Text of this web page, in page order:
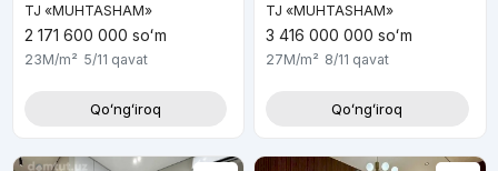
TJ «MUHTASHAM»
2 171 600 000 soʻm
23M/m² 5/11 qavat
Qoʻngʻiroq
TJ «MUHTASHAM»
3 416 000 000 soʻm
27M/m² 8/11 qavat
Qoʻngʻiroq